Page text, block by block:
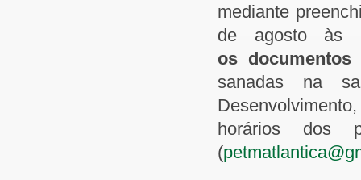
mediante
de agosto
os documentos
sanadas na
horários dos
(